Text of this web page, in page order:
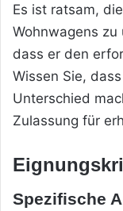
Es ist ratsam,
Wohnwagens
dass er den
Wissen Sie,
Unterschied
Zulassung für
Spezifische